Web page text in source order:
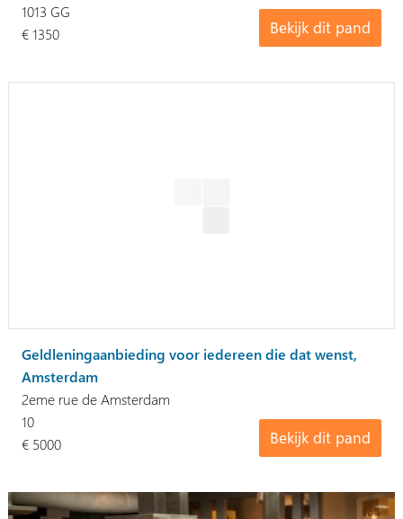
Bekijk dit pand
1013 GG
€ 1350
Geldleningaanbieding voor iedereen die dat wenst,
Amsterdam
2eme rue de Amsterdam
Bekijk dit pand
10
€ 5000